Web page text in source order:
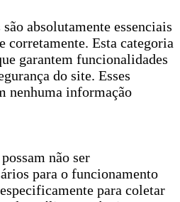
absolutamente essenciais
corretamente. Esta categoria
garantem funcionalidades
do site. Esses
nenhuma informação
não ser
para o funcionamento
para coletar